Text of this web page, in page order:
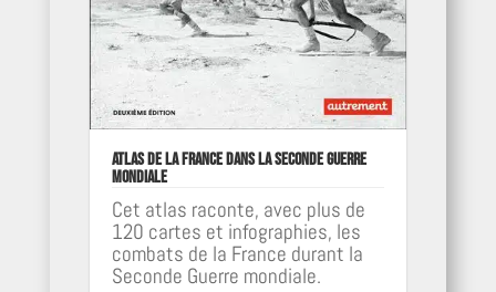
Atlas de la France dans la Seconde Guerre
mondiale
Cet atlas raconte, avec plus de
120 cartes et infographies, les
combats de la France durant la
Seconde Guerre mondiale.